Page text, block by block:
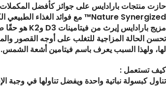
حازت منتجات بارادايس على جوائز كأفضل المكملات
Nature Synergized™ مع فوائد الغذاء الطبيعي الكامل
تحسن الحالة المزاجية للتغلب على أوجه القصور
لها، ولهذا السبب يعرف باسم فيتامين أشعة
كيف تستعمل :
تناول كبسولة نباتية واحدة ويفضل تناولها في